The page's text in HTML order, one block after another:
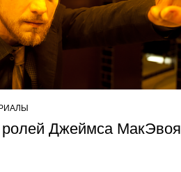
Джеймса МакЭвоя